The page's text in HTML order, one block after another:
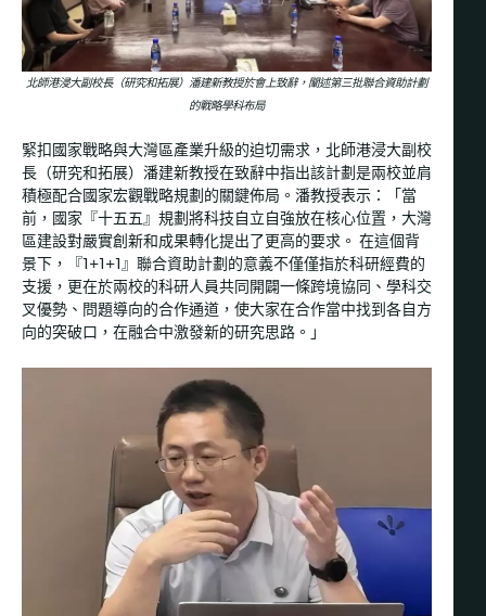
北師港浸大副校長（研究和拓展）潘建新教授於會上致辭，闡述第三批聯合資助計劃
的戰略學科布局
緊扣國家戰略與大灣區產業升級的迫切需求，北師港浸大副校
長（研究和拓展）潘建新教授在致辭中指出該計劃是兩校並肩
積極配合國家宏觀戰略規劃的關鍵佈局。潘教授表示：「當
前，國家『十五五』規劃將科技自立自強放在核心位置，大灣
區建設對嚴實創新和成果轉化提出了更高的要求。 在這個背
景下，『1+1+1』聯合資助計劃的意義不僅僅指於科研經費的
支援，更在於兩校的科研人員共同開闢一條跨境協同、學科交
叉優勢、問題導向的合作通道，使大家在合作當中找到各自方
向的突破口，在融合中激發新的研究思路。」